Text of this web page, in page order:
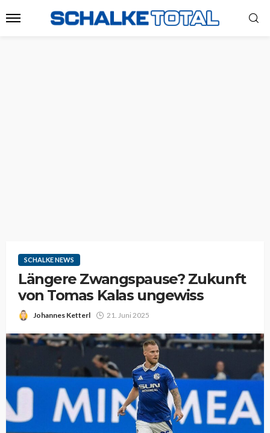
SCHALKE NEWS
Längere Zwangspause? Zukunft
von Tomas Kalas ungewiss
Johannes Ketterl 21. Juni 2025